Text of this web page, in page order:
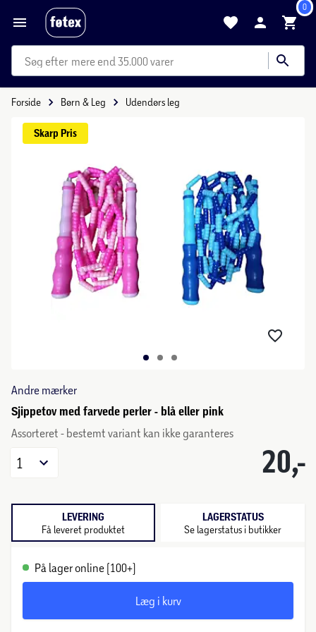
0
mere end 35.000 varer
Forside Børn & Leg Udendørs leg
Skarp Pris
Andre mærker
Sjippetov med farvede perler - blå eller pink
Assorteret - bestemt variant kan ikke garanteres
20,-
1
LEVERING
Få leveret produktet
LAGERSTATUS
Se lagerstatus i butikker
På lager online (100+)
Læg i kurv